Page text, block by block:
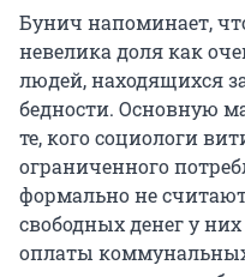
Бунич напоминает,
невелика доля как
людей, находящихся
бедности. Основную
те, кого социологи
ограниченного
формально не
свободных денег у
оплаты коммунальных